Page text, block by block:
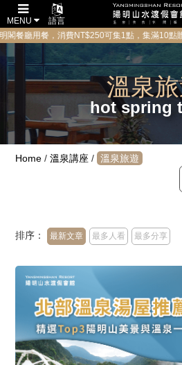
語言
MENU
費NT$250可集1點，集滿10點贈送蘇活大
溫泉
hot spring
Home /溫泉講座 / 溫泉旅遊
排序： 最新文章 最多人看 最多分享